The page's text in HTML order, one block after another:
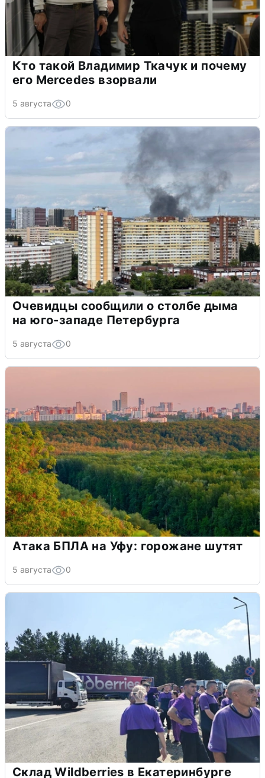
Кто такой Владимир Ткачук и почему
его Mercedes взорвали
5 августа 0
Очевидцы сообщили о столбе дыма
на юго-западе Петербурга
5 августа 0
Атака БПЛА на Уфу: горожане шутят
5 августа 0
Склад Wildberries в Екатеринбурге